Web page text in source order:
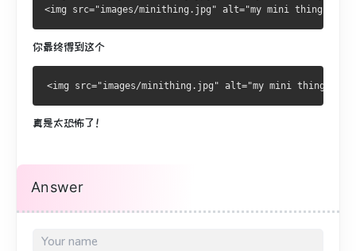
<img src="images/minithing.jpg" alt="my mini thing" />
你最终得到这个
真是太恐怖了！
Answer